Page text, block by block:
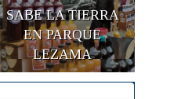
SABE LA TIERRA
EN PARQUE
LEZAMA